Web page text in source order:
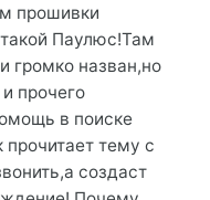
прошивки
Паулюс!Там
громко назван,но
прочего
в поиске
тему с
создаст